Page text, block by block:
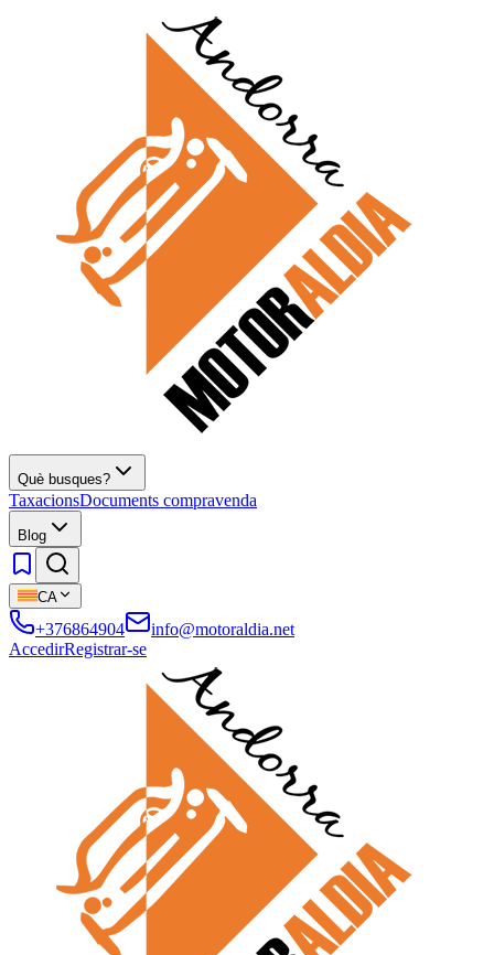
Què busques?
TaxacionsDocuments compravenda
Blog
CA
+376864904
info@motoraldia.net
AccedirRegistrar-se